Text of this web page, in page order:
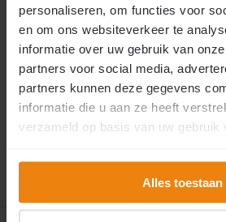
personaliseren, om functies voor
en om ons websiteverkeer te
informatie over uw gebruik van
partners voor social media,
partners kunnen deze gegevens
informatie die u aan ze heeft
verzameld op basis van uw gebruik
Alles toestaan
worden. Heeft u uw
Dan raden wij een
pakketaan. Wij
mailen of bellen met
levering of exacte
gebeurt binnen een
arbeidsmatige
van de beschikbare
kunnen hier geen extra
voor uw begrip.